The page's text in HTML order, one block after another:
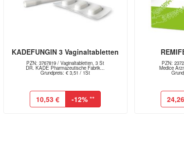
KADEFUNGIN 3 Vaginaltabletten
PZN: 3767819 / Vaginaltabletten, 3 St
DR. KADE Pharmazeutische Fabrik...
Grundpreis: € 3,51 / 1St
10,53 € -12% **
PZN:
Medice